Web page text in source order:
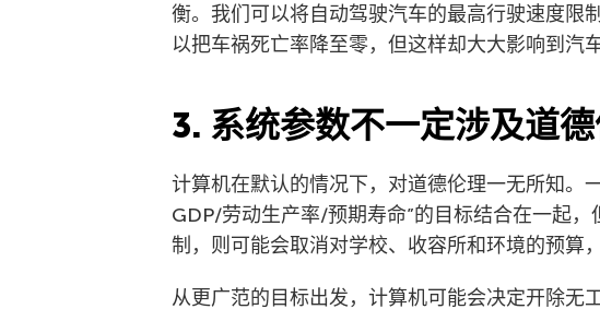
衡。我们可以将自动驾驶汽车的最高行驶速度限
以把车祸死亡率降至零，但这样却大大影响到汽
3. 系统参数不一定涉及道
计算机在默认的情况下，对道德伦理一无所知。
GDP/劳动生产率/预期寿命”的目标结合在一起
制，则可能会取消对学校、收容所和环境的预算
从更广范的目标出发，计算机可能会决定开除无